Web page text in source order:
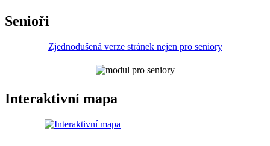
Senioři
Zjednodušená verze stránek nejen pro seniory
Interaktivní mapa